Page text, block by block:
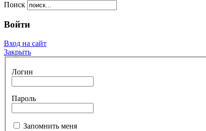
Поиск
Войти
Вход на сайт
Закрыть
Логин
Пароль
Запомнить меня